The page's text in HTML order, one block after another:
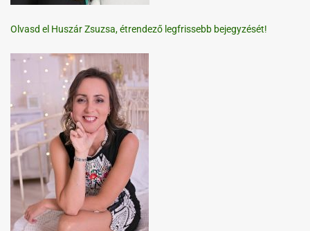
Olvasd el Huszár Zsuzsa, étrendező legfrissebb bejegyzését!